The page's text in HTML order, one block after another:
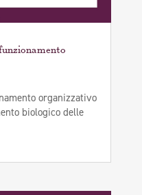
organizzativo
biologico delle